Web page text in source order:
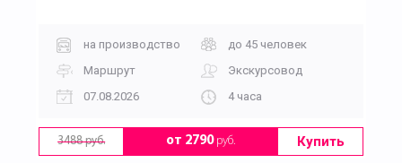
на производство
до 45 человек
Маршрут
Экскурсовод
07.08.2026
4 часа
3488 руб. от 2790руб. Купить